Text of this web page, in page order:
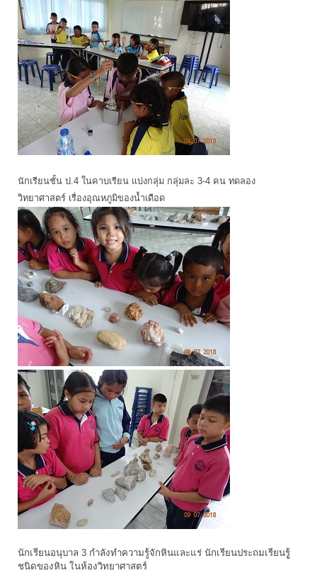
นักเรียนชั้น ป.4 ในคาบเรียน แบ่งกลุ่ม กลุ่มละ 3-4 คน ทดลอง
วิทยาศาสตร์ เรื่องอุณหภูมิของน้ำเดือด
นักเรียนอนุบาล 3 กำลังทำความรู้จักหินและแร่ นักเรียนประถมเรียนรูู้
ชนิดของหิน ในห้องวิทยาศาสตร์